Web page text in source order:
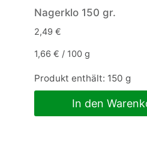
Nagerklo 150 gr.
2,49 €
1,66 € / 100 g
Produkt enthält: 150 g
In den